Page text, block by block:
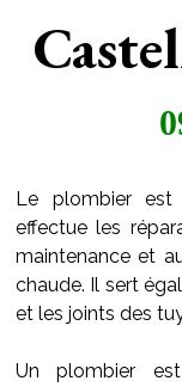
Le plombier
effectue les
maintenance et
chaude. Il sert
et les joints des
Un plombier